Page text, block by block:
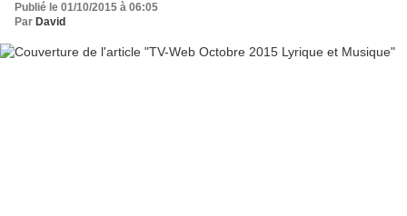
Publié le 01/10/2015 à 06:05
Par David